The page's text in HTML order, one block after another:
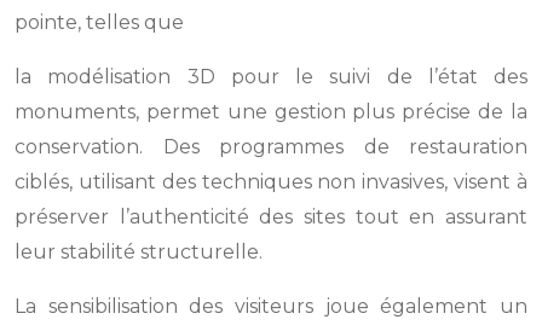
pointe, telles que
la modélisation 3D pour le suivi de l’état des
monuments, permet une gestion plus précise de la
conservation. Des programmes de restauration
ciblés, utilisant des techniques non invasives, visent à
préserver l’authenticité des sites tout en assurant
leur stabilité structurelle.
La sensibilisation des visiteurs joue également un